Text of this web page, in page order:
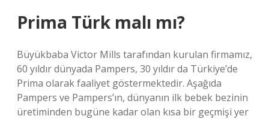
Prima Türk malı mı?
Büyükbaba Victor Mills tarafından kurulan firmamız,
60 yıldır dünyada Pampers, 30 yıldır da Türkiye’de
Prima olarak faaliyet göstermektedir. Aşağıda
Pampers ve Pampers’ın, dünyanın ilk bebek bezinin
üretiminden bugüne kadar olan kısa bir geçmişi yer